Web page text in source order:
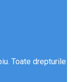
Toate drepturile